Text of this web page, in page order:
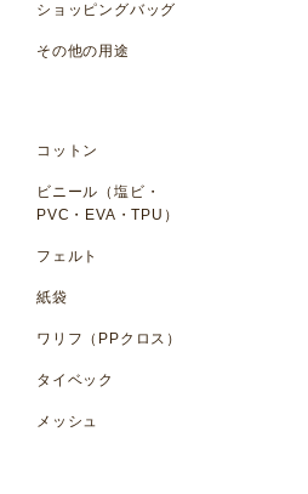
ショッピングバッグ
その他の用途
コットン
ビニール（塩ビ・
PVC・EVA・TPU）
フェルト
紙袋
ワリフ（PPクロス）
タイベック
メッシュ